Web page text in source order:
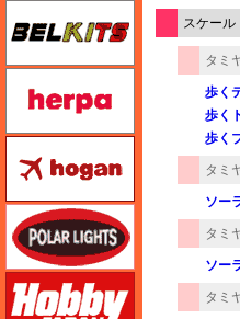
スケール
タミ
歩く
歩く
歩く
タミ
ソー
タミ
ソー
タミ
BELKITS
ヘルパ（herpa）
ホーガンウイン
ポーラライツ
ホビージャパン